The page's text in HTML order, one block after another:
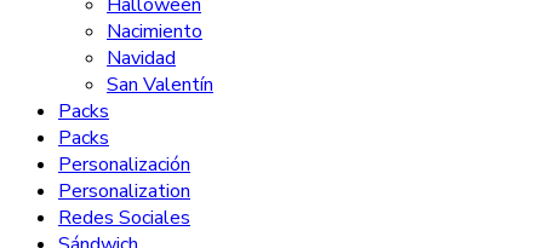
Nacimiento
Navidad
San Valentín
Packs
Packs
Personalización
Personalization
Redes Sociales